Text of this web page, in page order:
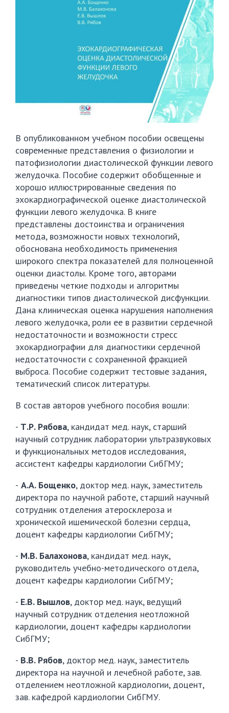
В опубликованном учебном пособии освещены
современные представления о физиологии и
патофизиологии диастолической функции левого
желудочка. Пособие содержит обобщенные и
хорошо иллюстрированные сведения по
эхокардиографической оценке диастолической
функции левого желудочка. В книге
представлены достоинства и ограничения
метода, возможности новых технологий,
обоснована необходимость применения
широкого спектра показателей для полноценной
оценки диастолы. Кроме того, авторами
приведены четкие подходы и алгоритмы
диагностики типов диастолической дисфункции.
Дана клиническая оценка нарушения наполнения
левого желудочка, роли ее в развитии сердечной
недостаточности и возможности стресс
эхокардиографии для диагностики сердечной
недостаточности с сохраненной фракцией
выброса. Пособие содержит тестовые задания,
тематический список литературы.
В состав авторов учебного пособия вошли:
- Т.Р. Рябова, кандидат мед. наук, старший
научный сотрудник лаборатории ультразвуковых
и функциональных методов исследования,
ассистент кафедры кардиологии СибГМУ;
- А.А. Бощенко, доктор мед. наук, заместитель
директора по научной работе, старший научный
сотрудник отделения атеросклероза и
хронической ишемической болезни сердца,
доцент кафедры кардиологии СибГМУ;
- М.В. Балахонова, кандидат мед. наук,
руководитель учебно-методического отдела,
доцент кафедры кардиологии СибГМУ;
- Е.В. Вышлов, доктор мед. наук, ведущий
научный сотрудник отделения неотложной
кардиологии, доцент кафедры кардиологии
СибГМУ;
- В.В. Рябов, доктор мед. наук, заместитель
директора на научной и лечебной работе, зав.
отделением неотложной кардиологии, доцент,
зав. кафедрой кардиологии СибГМУ.